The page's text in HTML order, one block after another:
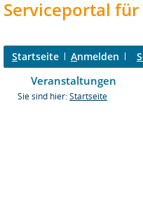
Serviceportal
Startseite Anmelden
Veranstaltungen
Sie sind hier: Startseite